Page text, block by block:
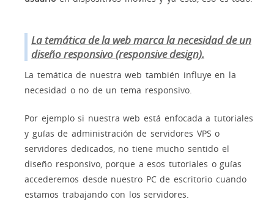
La temática de la web marca la necesidad de un
diseño responsivo (responsive design).
La temática de nuestra web también influye en la
necesidad o no de un tema responsivo.
Por ejemplo si nuestra web está enfocada a tutoriales
y guías de administración de servidores VPS o
servidores dedicados, no tiene mucho sentido el
diseño responsivo, porque a esos tutoriales o guías
accederemos desde nuestro PC de escritorio cuando
estamos trabajando con los servidores.